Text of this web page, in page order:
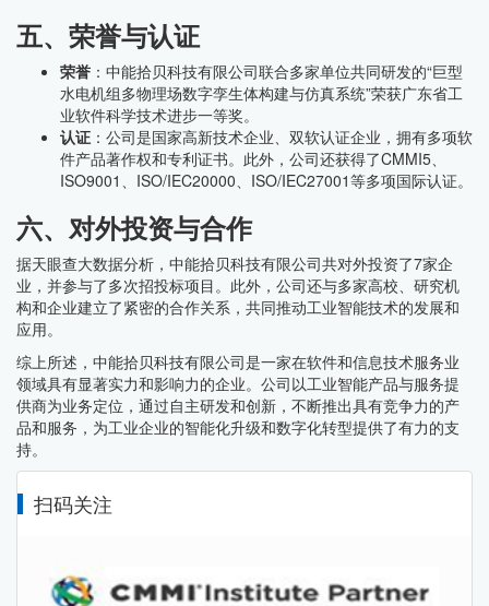
五、荣誉与认证
荣誉 ：中能拾贝科技有限公司联合多家单位共同研发的“巨型
水电机组多物理场数字孪生体构建与仿真系统”荣获广东省工
业软件科学技术进步一等奖。
认证 ：公司是国家高新技术企业、双软认证企业，拥有多项软
件产品著作权和专利证书。此外，公司还获得了CMMI5、
ISO9001、ISO/IEC20000、ISO/IEC27001等多项国际认证。
六、对外投资与合作
据天眼查大数据分析，中能拾贝科技有限公司共对外投资了7家企
业，并参与了多次招投标项目。此外，公司还与多家高校、研究机
构和企业建立了紧密的合作关系，共同推动工业智能技术的发展和
应用。
综上所述，中能拾贝科技有限公司是一家在软件和信息技术服务业
领域具有显著实力和影响力的企业。公司以工业智能产品与服务提
供商为业务定位，通过自主研发和创新，不断推出具有竞争力的产
品和服务，为工业企业的智能化升级和数字化转型提供了有力的支
持。
扫码关注